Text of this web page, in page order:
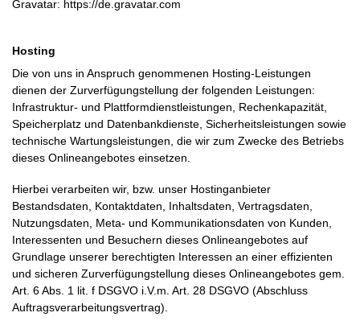
Gravatar: https://de.gravatar.com
Hosting
Die von uns in Anspruch genommenen Hosting-Leistungen
dienen der Zurverfügungstellung der folgenden Leistungen:
Infrastruktur- und Plattformdienstleistungen, Rechenkapazität,
Speicherplatz und Datenbankdienste, Sicherheitsleistungen sowie
technische Wartungsleistungen, die wir zum Zwecke des Betriebs
dieses Onlineangebotes einsetzen.
Hierbei verarbeiten wir, bzw. unser Hostinganbieter
Bestandsdaten, Kontaktdaten, Inhaltsdaten, Vertragsdaten,
Nutzungsdaten, Meta- und Kommunikationsdaten von Kunden,
Interessenten und Besuchern dieses Onlineangebotes auf
Grundlage unserer berechtigten Interessen an einer effizienten
und sicheren Zurverfügungstellung dieses Onlineangebotes gem.
Art. 6 Abs. 1 lit. f DSGVO i.V.m. Art. 28 DSGVO (Abschluss
Auftragsverarbeitungsvertrag).